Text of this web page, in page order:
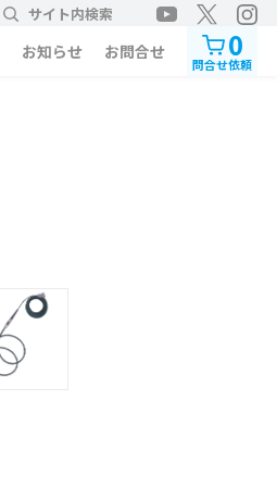
サイト内検索
お知らせ お問合せ 0
問合せ依頼